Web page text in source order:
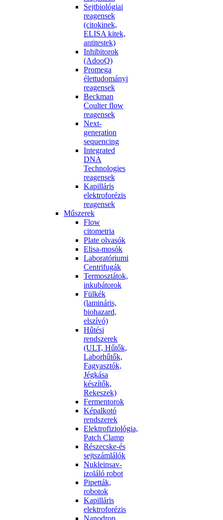
Sejtbiológiai
reagensek
(citokinek,
ELISA kitek,
antitestek)
Inhibitorok
(AdooQ)
Promega
élettudományi
reagensek
Beckman
Coulter flow
reagensek
Next-
generation
sequencing
Integrated
DNA
Technologies
reagensek
Kapilláris
elektroforézis
reagensek
Műszerek
Flow
citometria
Plate olvasók
Elisa-mosók
Laboratóriumi
Centrifugák
Termosztátok,
inkubátorok
Fülkék
(lamináris,
biohazard,
elszívó)
Hűtési
rendszerek
(ULT, Hűtők,
Laborhűtők,
Fagyasztók,
Jégkása
készítők,
Rekeszek)
Fermentorok
Képalkotó
rendszerek
Elektrofiziológia,
Patch Clamp
Részecske-és
sejtszámlálók
Nukleinsav-
izoláló robot
Pipetták,
robotok
Kapilláris
elektroforézis
Nanodrop